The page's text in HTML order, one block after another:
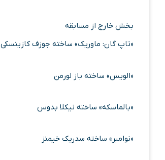
بخش خارج از مسابقه
«تاپ گان: ماوریک» ساخته جوزف کازینسکی
«الویس» ساخته باز لورمن
«بالماسکه» ساخته نیکلا بدوس
«نوامبر» ساخته سدریک خیمنز